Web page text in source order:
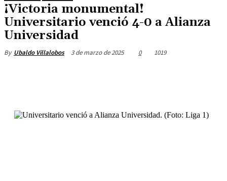
¡Victoria monumental!
Universitario venció 4-0 a Alianza
Universidad
By Ubaldo Villalobos 3 de marzo de 2025 0 1019